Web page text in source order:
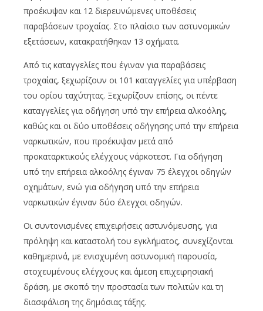
προέκυψαν και 12 διερευνώμενες υποθέσεις
παραβάσεων τροχαίας. Στο πλαίσιο των αστυνομικών
εξετάσεων, κατακρατήθηκαν 13 οχήματα.
Από τις καταγγελίες που έγιναν για παραβάσεις
τροχαίας, ξεχωρίζουν οι 101 καταγγελίες για υπέρβαση
του ορίου ταχύτητας. Ξεχωρίζουν επίσης, οι πέντε
καταγγελίες για οδήγηση υπό την επήρεια αλκοόλης,
καθώς και οι δύο υποθέσεις οδήγησης υπό την επήρεια
ναρκωτικών, που προέκυψαν μετά από
προκαταρκτικούς ελέγχους νάρκοτεστ. Για οδήγηση
υπό την επήρεια αλκοόλης έγιναν 75 έλεγχοι οδηγών
οχημάτων, ενώ για οδήγηση υπό την επήρεια
ναρκωτικών έγιναν δύο έλεγχοι οδηγών.
Οι συντονισμένες επιχειρήσεις αστυνόμευσης, για
πρόληψη και καταστολή του εγκλήματος, συνεχίζονται
καθημερινά, με ενισχυμένη αστυνομική παρουσία,
στοχευμένους ελέγχους και άμεση επιχειρησιακή
δράση, με σκοπό την προστασία των πολιτών και τη
διασφάλιση της δημόσιας τάξης.